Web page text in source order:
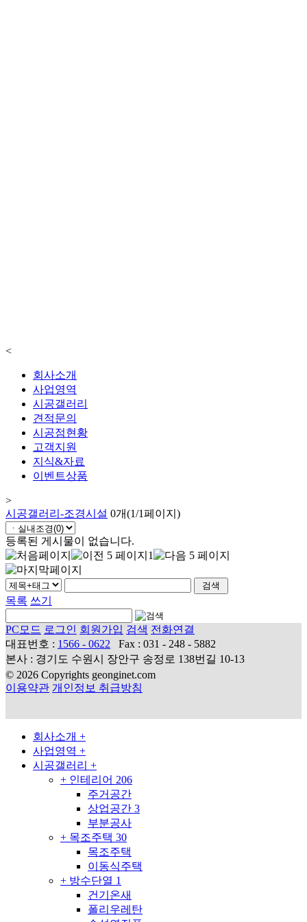
<
회사소개
사업영역
시공갤러리
견적문의
시공점현황
고객지원
지식&자료
이벤트상품
>
시공갤러리-조경시설 0개(1/1페이지)
등록된 게시물이 없습니다.
1
목록 쓰기
PC모드 로그인 회원가입 검색 전화연결
대표번호 : 1566 - 0622
Fax : 031 - 248 - 5882
본사 : 경기도 수원시 장안구 송정로 138번길 10-13
© 2026 Copyrights geonginet.com
이용약관 개인정보 취급방침
회사소개 +
사업영역 +
시공갤러리 +
+ 인테리어 206
주거공간
상업공간 3
부분공사
+ 목조주택 30
목조주택
이동식주택
+ 방수단열 1
건기온새
폴리우레탄